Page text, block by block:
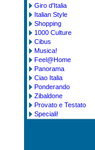
megazine
Giro d'Italia
Italian Style
Shopping
1000 Culture
Cibus
Musica!
Feel@Home
Panorama
Ciao Italia
Ponderando
Zibaldone
Provato e Testato
Speciali!